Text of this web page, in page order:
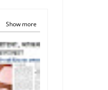
Show more